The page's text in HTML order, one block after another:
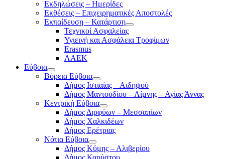
Εκδηλώσεις – Ημερίδες
Εκθέσεις – Επιχειρηματικές Αποστολές
Εκπαίδευση – Κατάρτιση
Τεχνικοί Ασφαλείας
Υγιεινή και Ασφάλεια Τροφίμων
Erasmus
ΛΑΕΚ
Εύβοια
Βόρεια Εύβοια
Δήμος Ιστιαίας – Αιδηψού
Δήμος Μαντουδίου – Λίμνης – Αγίας Άννας
Κεντρική Εύβοια
Δήμος Διρφύων – Μεσσαπίων
Δήμος Χαλκιδέων
Δήμος Ερέτριας
Νότια Εύβοια
Δήμος Κύμης – Αλιβερίου
Δήμος Καρύστου